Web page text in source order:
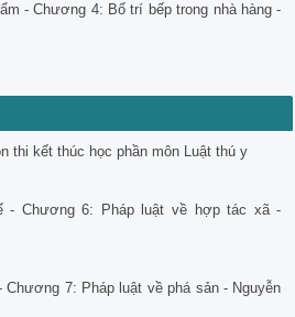
- Chương 4: Bố trí bếp trong nhà hàng -
thi kết thúc học phần môn Luật thú y
- Chương 6: Pháp luật về hợp tác xã -
Chương 7: Pháp luật về phá sản - Nguyễn